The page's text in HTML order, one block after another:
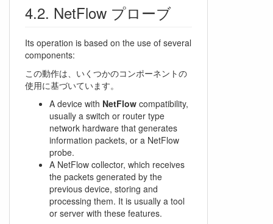
NetFlow プローブ
Its operation is based on the use of several
components:
この動作は、いくつかのコンポーネントの
使用に基づいています。
A device with NetFlow compatibility,
usually a switch or router type
network hardware that generates
information packets, or a NetFlow
probe.
A NetFlow collector, which receives
the packets generated by the
previous device, storing and
processing them. It is usually a tool
or server with these features.